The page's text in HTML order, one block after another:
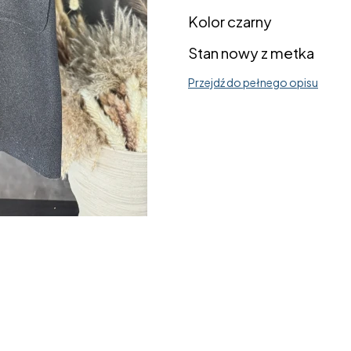
Kolor czarny
Stan nowy z metka
Przejdź do pełnego opisu